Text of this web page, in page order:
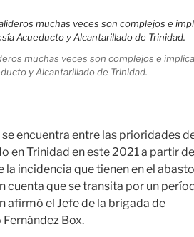
muchas veces son complejos e
y Alcantarillado de Trinidad.
encuentra entre las prioridades
en Trinidad en este 2021 a partir
la incidencia que tienen en el
cuenta que se transita por un
afirmó el Jefe de la brigada de
Box.